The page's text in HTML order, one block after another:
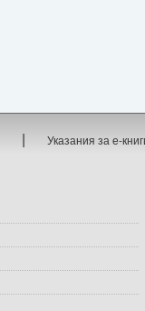
| Указания за е-